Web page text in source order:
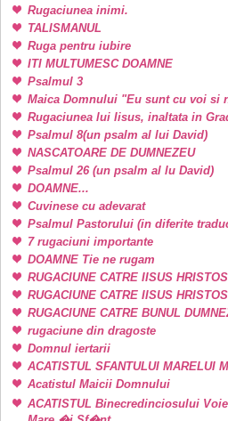
Rugaciunea inimi.
TALISMANUL
Ruga pentru iubire
ITI MULTUMESC DOAMNE
Psalmul 3
Maica Domnului "Eu sunt cu voi si
Rugaciunea lui Iisus, inaltata in
Psalmul 8(un psalm al lui David)
NASCATOARE DE DUMNEZEU
Psalmul 26 (un psalm al lu David)
DOAMNE...
Cuvinese cu adevarat
Psalmul Pastorului (in diferite
7 rugaciuni importante
DOAMNE Tie ne rugam
RUGACIUNE CATRE IISUS HRISTOS
RUGACIUNE CATRE IISUS HRISTOS
RUGACIUNE CATRE BUNUL
rugaciune din dragoste
Domnul iertarii
ACATISTUL SFANTULUI MARELUI
Acatistul Maicii Domnului
ACATISTUL Binecredinciosului